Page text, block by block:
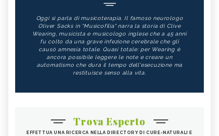
Oggi si parla di musicoterapia. Il famoso neurologo
Oliver Sacks in "Musicofilia" narra la storia di Clive
Wearing, musicista e musicologo inglese che a 45 anni
fu colto da una grave infezione cerebrale che gli
causò amnesia totale. Quasi totale: per Wearing è
ancora possibile leggere le note e creare un
automatismo che dura il tempo dell'esecuzione ma
restituisce senso alla vita.
Trova Esperto
EFFETTUA UNA RICERCA NELLA DIRECTORY DI CURE-NATURALI E